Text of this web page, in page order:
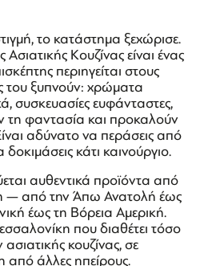
το κατάστημα ξεχώρισε.
Κουζίνας είναι ένας
περιηγείται στους
του ξυπνούν: χρώματα
συσκευασίες ευφάνταστες,
τη φαντασία και προκαλούν
αδύνατο να περάσεις από
δοκιμάσεις κάτι καινούργιο.
αυθεντικά προϊόντα από
— από την Άπω Ανατολή έως
έως τη Βόρεια Αμερική.
που διαθέτει τόσο
κουζίνας, σε
από άλλες ηπείρους.